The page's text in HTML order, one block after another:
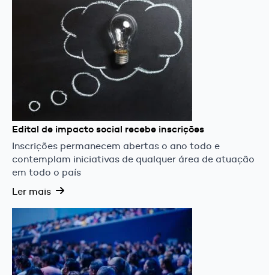
Edital de impacto social recebe inscrições
Inscrições permanecem abertas o ano todo e
contemplam iniciativas de qualquer área de atuação
em todo o país
Ler mais